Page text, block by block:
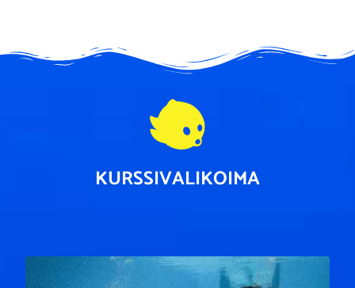
KURSSIVALIKOIMA